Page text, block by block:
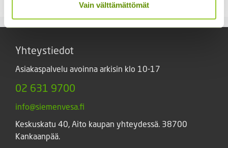
Vain välttämättömät
Yhteystiedot
Asiakaspalvelu avoinna arkisin klo 10-17
02 631 9700
info@siemenvesa.fi
Keskuskatu 40, Aito kaupan yhteydessä. 38700
Kankaanpää.